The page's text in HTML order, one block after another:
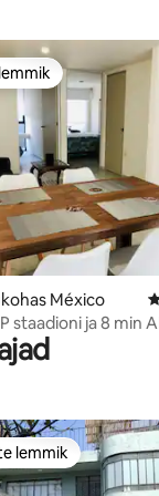
399 hinnangut
México
staadioni ja 8 min
lemmik
lemmik